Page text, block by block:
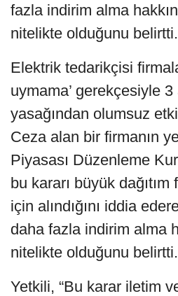
fazla indirim alma
nitelikte olduğunu belirtti.
Elektrik tedarikçisi
uymama’ gerekçesiyle
yasağından olumsuz
Ceza alan bir firmanın
Piyasası Düzenleme
bu kararı büyük dağıtım
için alındığını iddia
daha fazla indirim alma
nitelikte olduğunu belirtti.
Yetkili, “Bu karar iletim